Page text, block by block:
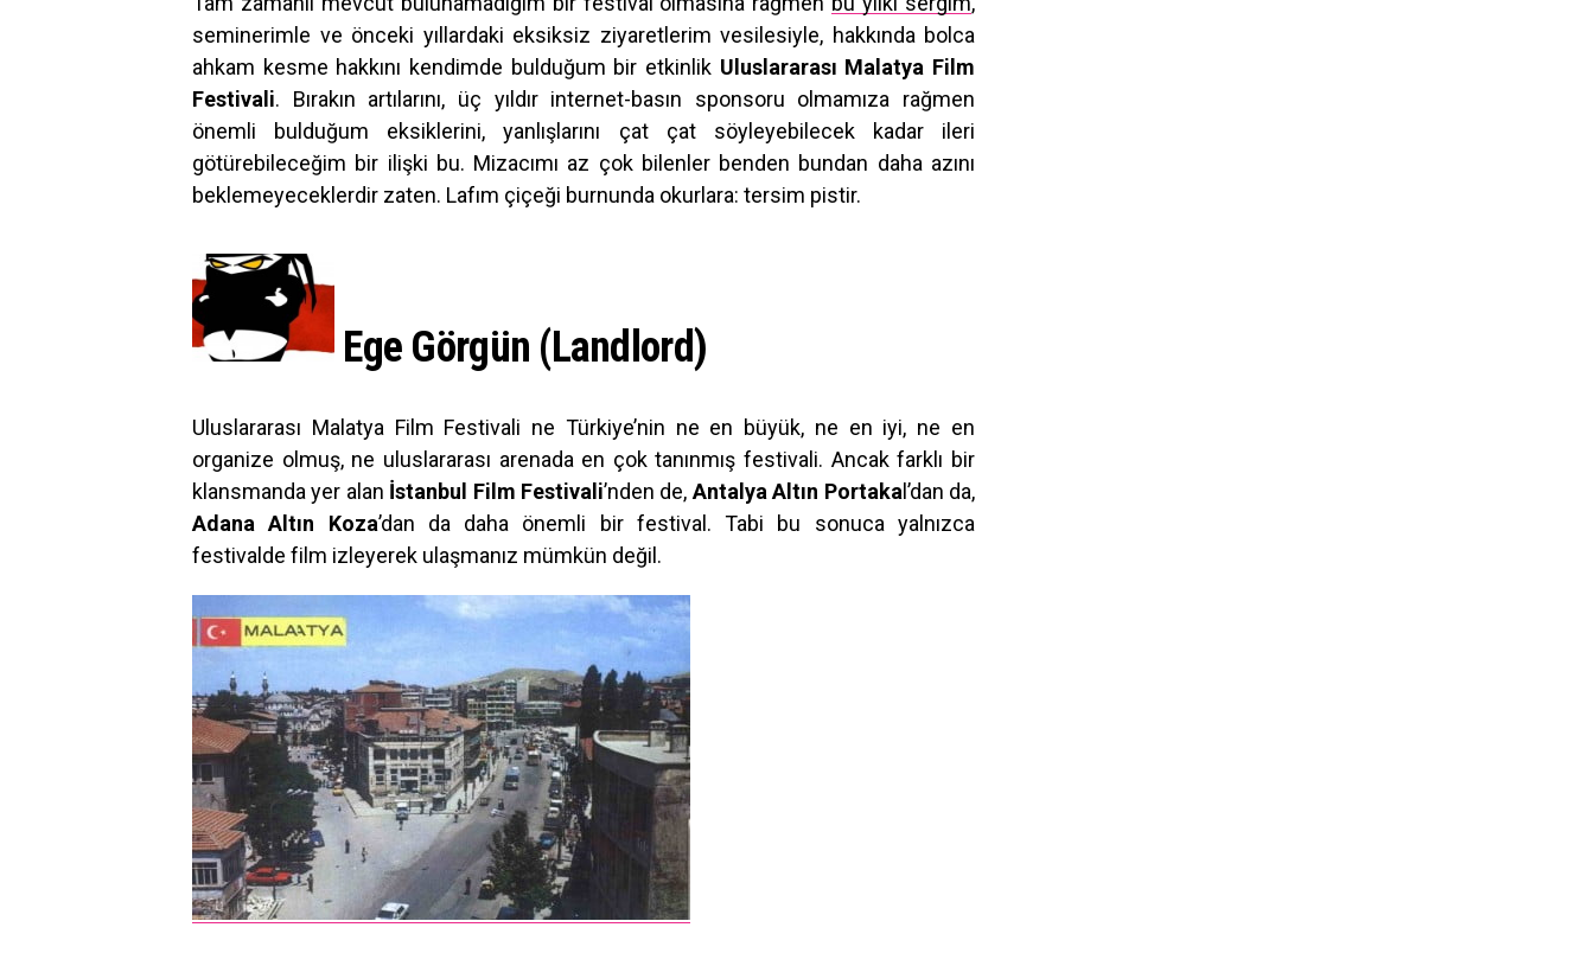
seminerimle ve önceki yıllardaki eksiksiz ziyaretlerim vesilesiyle, hakkında bolca
ahkam kesme hakkını kendimde bulduğum bir etkinlik Uluslararası Malatya Film
Festivali. Bırakın artılarını, üç yıldır internet-basın sponsoru olmamıza rağmen
önemli bulduğum eksiklerini, yanlışlarını çat çat söyleyebilecek kadar ileri
götürebileceğim bir ilişki bu. Mizacımı az çok bilenler benden bundan daha azını
beklemeyeceklerdir zaten. Lafım çiçeği burnunda okurlara: tersim pistir.
Ege Görgün (Landlord)
Uluslararası Malatya Film Festivali ne Türkiye’nin ne en büyük, ne en iyi, ne en
organize olmuş, ne uluslararası arenada en çok tanınmış festivali. Ancak farklı bir
klansmanda yer alan İstanbul Film Festivali’nden de, Antalya Altın Portaka l’dan da,
Adana Altın Koza’dan da daha önemli bir festival. Tabi bu sonuca yalnızca
festivalde film izleyerek ulaşmanız mümkün değil.